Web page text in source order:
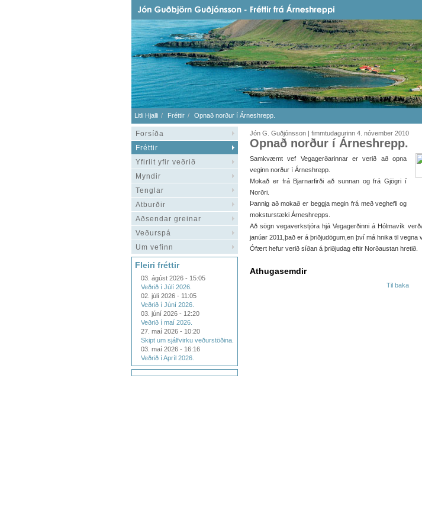
Litli Hjalli Fréttir Opnað norður í Árneshrepp.
Forsíða
Fréttir
Yfirlit yfir veðrið
Myndir
Tenglar
Atburðir
Aðsendar greinar
Veðurspá
Um vefinn
Fleiri fréttir
03. ágúst 2026 - 15:05
Veðrið í Júlí 2026.
02. júlí 2026 - 11:05
Veðrið í Júní 2026.
03. júní 2026 - 12:20
Veðrið í maí 2026.
27. maí 2026 - 10:20
Skipt um sjálfvirku veðurstöðina.
03. maí 2026 - 16:16
Veðrið í Apríl 2026.
Jón G. Guðjónsson | fimmtudagurinn 4. nóvember 2010
Opnað norður í Árneshrepp.
Samkvæmt vef Vegagerðarinnar er verið að opna
veginn norður í Árneshrepp.
Mokað er frá Bjarnarfirði að sunnan og frá Gjögri í
Norðri.
Þannig að mokað er beggja megin frá með veghefli og
moksturstæki Árneshrepps.
Að sögn vegaverkstjóra hjá Vegagerðinni á Hólmavík
janúar 2011,það er á þriðjudögum,en því má hnika til vegna
Ófært hefur verið síðan á þriðjudag eftir Norðaustan hretið.
Athugasemdir
Til baka